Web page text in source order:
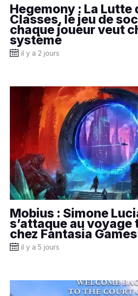
Hegemony : La Lutte
Classes, le jeu de
chaque joueur veut
système
il y a 2 jours
Mobius : Simone
s’attaque au voyage
chez Fantasia
il y a 5 jours